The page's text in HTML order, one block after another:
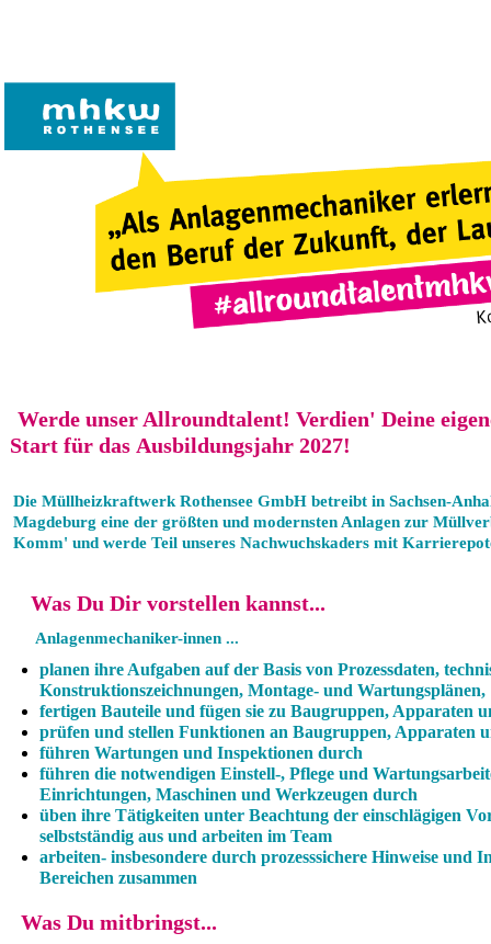
Werde unser Allroundtalent! Verdien' Deine
Start für das Ausbildungsjahr 2027!
Die Müllheizkraftwerk Rothensee GmbH betreibt in Sachsen-
Magdeburg eine der größten und modernsten Anlagen zur
Komm' und werde Teil unseres Nachwuchskaders mit
Was Du Dir vorstellen kannst...
Anlagenmechaniker-innen ...
planen ihre Aufgaben auf der Basis von Prozessdaten,
Konstruktionszeichnungen, Montage- und Wartungsplänen,
fertigen Bauteile und fügen sie zu Baugruppen, Apparaten
prüfen und stellen Funktionen an Baugruppen, Apparaten
führen Wartungen und Inspektionen durch
führen die notwendigen Einstell-, Pflege und
Einrichtungen, Maschinen und Werkzeugen durch
üben ihre Tätigkeiten unter Beachtung der einschlägigen
selbstständig aus und arbeiten im Team
arbeiten- insbesondere durch prozesssichere Hinweise und
Bereichen zusammen
Was Du mitbringst...